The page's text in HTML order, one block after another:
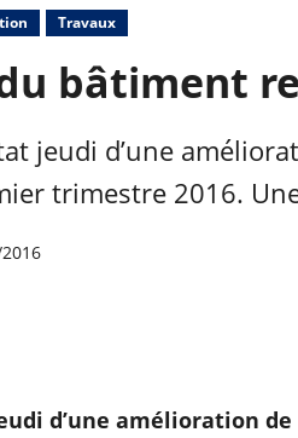
Travaux
bâtiment
jeudi d’une
trimestre 2016.
d’une amélioration